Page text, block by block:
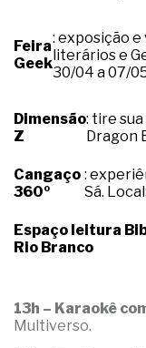
Feira
Geek
: exposição
literários e
30/04 a 07/
Dimensão
Z
: tire
Dragon
Cangaço
360º
:
Sá.
Espaço leitura
Rio Branco
13h – Karaokê
Multiverso.